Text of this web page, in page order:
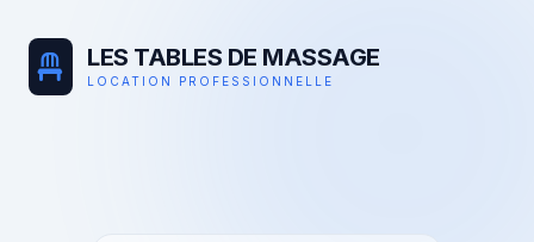
LES TABLES DE MASSAGE
LOCATION PROFESSIONNELLE